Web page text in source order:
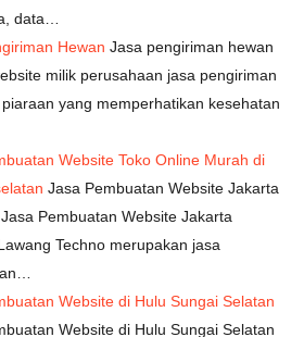
data…
Hewan Jasa pengiriman hewan
milik perusahaan jasa pengiriman
yang memperhatikan kesehatan
Website Toko Online Murah di
Jasa Pembuatan Website Jakarta
Pembuatan Website Jakarta
Techno merupakan jasa
Website di Hulu Sungai Selatan
Website di Hulu Sungai Selatan